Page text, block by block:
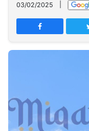
PT
TREETAN
MULTIMEDIA
INDONESIA
Insight
NTB
Suara
Time
Lens
IDN
Daily
Jogja
Jalan
Rakyat
Idealita
News
Kita
Notice
Radar
Baru
Seedbacklink
03/02/2025